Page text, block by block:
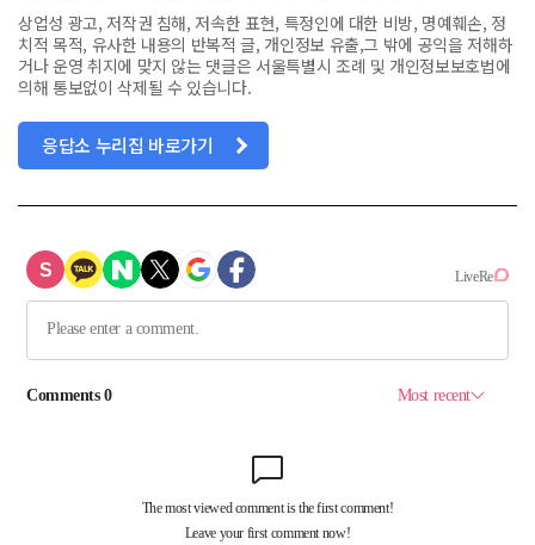
상업성 광고, 저작권 침해, 저속한 표현, 특정인에 대한 비방, 명예훼손, 정
치적 목적, 유사한 내용의 반복적 글, 개인정보 유출,그 밖에 공익을 저해하
거나 운영 취지에 맞지 않는 댓글은 서울특별시 조례 및 개인정보보호법에
의해 통보없이 삭제될 수 있습니다.
응답소 누리집 바로가기